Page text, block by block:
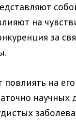
на
за
на